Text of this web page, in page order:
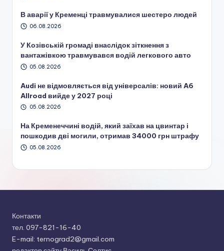
В аварії у Кременці травмувалися шестеро людей
06.08.2026
У Козівській громаді внаслідок зіткнення з
вантажівкою травмувався водій легкового авто
05.08.2026
Audi не відмовляється від універсалів: новий A6
Allroad вийде у 2027 році
05.08.2026
На Кременеччині водій, який заїхав на цвинтар і
пошкодив дві могили, отримав 34000 грн штрафу
05.08.2026
Контакти
тел. 097-821-16-40
E-mail: ternograd2@gmail.com